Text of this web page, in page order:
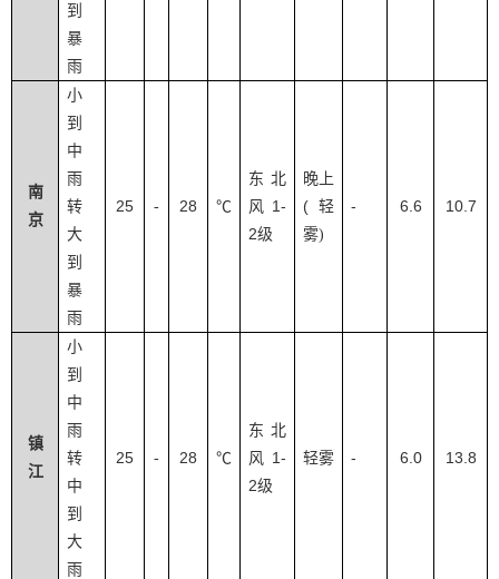
到
暴
雨
南
京
小
到
中
雨
转
大
到
暴
雨
25 - 28 ℃
东北
风 1-
2级
晚上
( 轻
雾)
- 6.6 10.7
镇
江
小
到
中
雨
转
中
到
大
雨
25 - 28 ℃
东北
风 1-
2级
轻雾 - 6.0 13.8